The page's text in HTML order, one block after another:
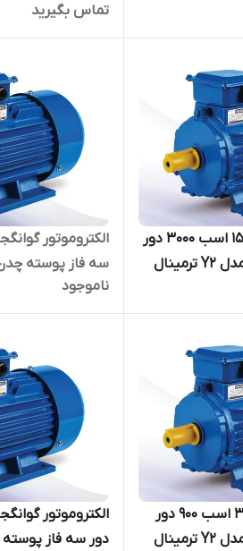
بالا
تماس بگیرید
الکتروموتور گوانگجو 15 اسب 3000 دور
سه فاز پوسته چدن مدل Y2 ترمینال
بالا
ناموجود
الکتروموتور گوانگجو 3 اسب 900 دور
سه فاز پوسته چدن مدل Y2 ترمینال